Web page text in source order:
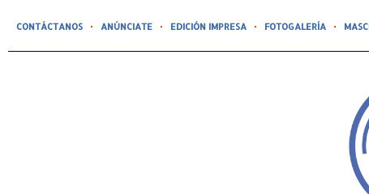
CONTÁCTANOS ANÚNCIATE EDICIÓN IMPRESA FOTOGALERÍA